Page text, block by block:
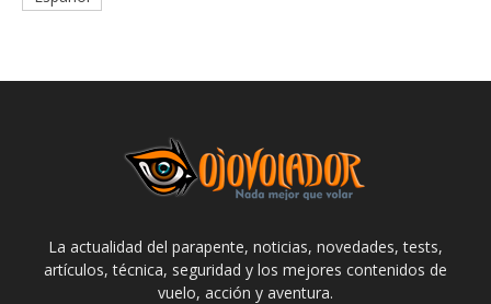
La actualidad del parapente, noticias, novedades, tests,
artículos, técnica, seguridad y los mejores contenidos de
vuelo, acción y aventura.